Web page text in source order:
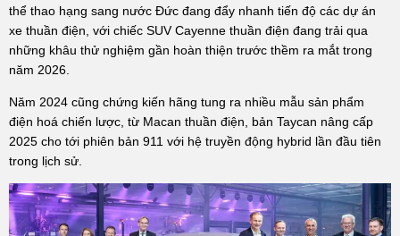
thể thao hạng sang nước Đức đang đẩy nhanh tiến độ các dự án
xe thuần điện, với chiếc SUV Cayenne thuần điện đang trải qua
những khâu thử nghiệm gần hoàn thiện trước thềm ra mắt trong
năm 2026.
Năm 2024 cũng chứng kiến hãng tung ra nhiều mẫu sản phẩm
điện hoá chiến lược, từ Macan thuần điện, bản Taycan nâng cấp
2025 cho tới phiên bản 911 với hệ truyền động hybrid lần đầu tiên
trong lịch sử.